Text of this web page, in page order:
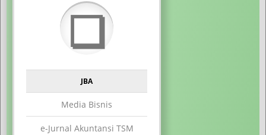
❏
JBA
Media Bisnis
e-Jurnal Akuntansi TSM